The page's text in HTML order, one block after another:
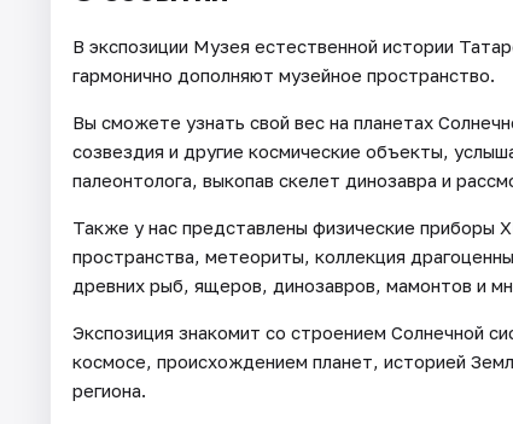
В экспозиции Музея естественной истории
гармонично дополняют музейное пространство.
Вы сможете узнать свой вес на планетах
созвездия и другие космические объекты,
палеонтолога, выкопав скелет динозавра и
Также у нас представлены физические приборы
пространства, метеориты, коллекция
древних рыб, ящеров, динозавров, мамонтов и
Экспозиция знакомит со строением Солнечной
космосе, происхождением планет, историей
региона.